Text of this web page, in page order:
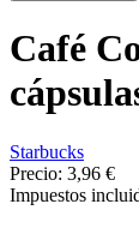
Café
Starbucks
Precio: 3,96 €
Impuestos